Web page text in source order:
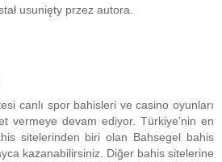
usunięty przez autora.
canlı spor bahisleri ve casino oyunları
vermeye devam ediyor. Türkiye’nin en
sitelerinden biri olan Bahsegel bahis
kazanabilirsiniz. Diğer bahis sitelerine